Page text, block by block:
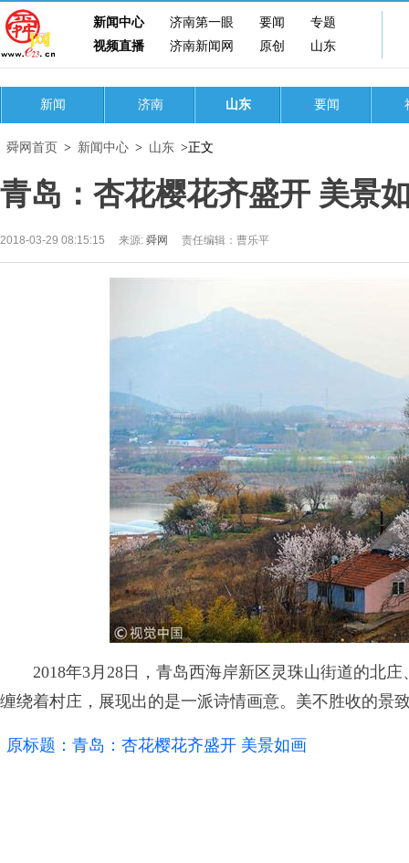
新闻中心 济南第一眼 要闻
专题
视频直播
济南新闻网 原创 山东
新闻 济南 山东 要闻
舜网首页 > 新闻中心 > 山东 >正文
青岛：杏花樱花齐盛开 美景
2018-03-29 08:15:15 来源: 舜网 责任编辑：曹乐平
2018年3月28日，青岛西海岸新区灵珠山街道的北庄
缠绕着村庄，展现出的是一派诗情画意。美不胜收的景
原标题：青岛：杏花樱花齐盛开 美景如画